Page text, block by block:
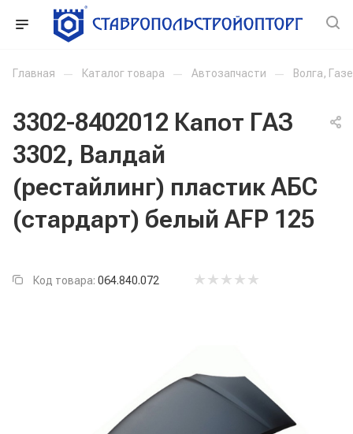
Главная — Каталог товара — Автозапчасти — Волга,
3302-8402012 Капот ГАЗ
3302, Валдай
(рестайлинг) пластик АБС
(стардарт) белый AFP 125
Код товара: 064.840.072